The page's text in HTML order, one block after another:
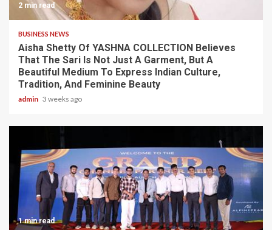
2 min read
BUSINESS NEWS
Aisha Shetty Of YASHNA COLLECTION Believes
That The Sari Is Not Just A Garment, But A
Beautiful Medium To Express Indian Culture,
Tradition, And Feminine Beauty
admin 3 weeks ago
1 min read